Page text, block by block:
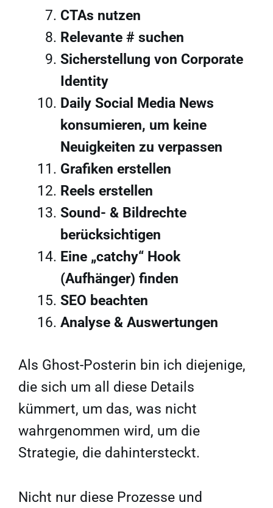
CTAs nutzen
Relevante # suchen
Sicherstellung von Corporate
Identity
Daily Social Media News
konsumieren, um keine
Neuigkeiten zu verpassen
Grafiken erstellen
Reels erstellen
Sound- & Bildrechte
berücksichtigen
Eine „catchy“ Hook
(Aufhänger) finden
SEO beachten
Analyse & Auswertungen
Als Ghost-Posterin bin ich diejenige,
die sich um all diese Details
kümmert, um das, was nicht
wahrgenommen wird, um die
Strategie, die dahintersteckt.
Nicht nur diese Prozesse und